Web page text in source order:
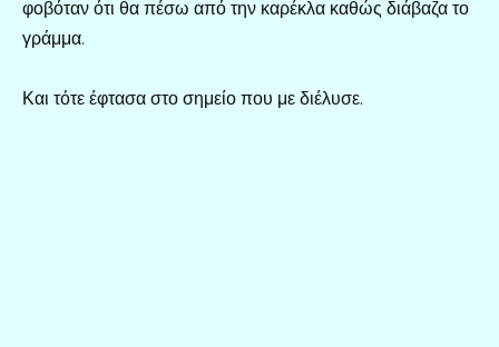
φοβόταν ότι θα πέσω από την καρέκλα καθώς διάβαζα το
γράμμα.
Και τότε έφτασα στο σημείο που με διέλυσε.